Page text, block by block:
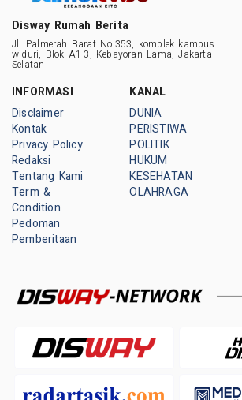
Disway Rumah Berita
Jl. Palmerah Barat No.353, komplek kampus
widuri, Blok A1-3, Kebayoran Lama, Jakarta
Selatan
INFORMASI
Disclaimer
Kontak
Privacy Policy
Redaksi
Tentang Kami
Term &
Condition
Pedoman
Pemberitaan
KANAL
DUNIA
PERISTIWA
POLITIK
HUKUM
KESEHATAN
OLAHRAGA